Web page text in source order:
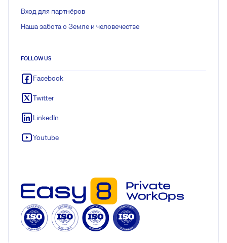
Вход для партнёров
Наша забота о Земле и человечестве
FOLLOW US
Facebook
Twitter
LinkedIn
Youtube